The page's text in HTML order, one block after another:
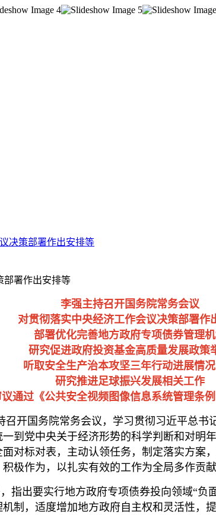
决策部署作出安排等
部署作出安排等
李强主持召开国务院常务会议
对贯彻落实中央经济工作会议决策部署作
部署优化完善地方政府专项债券管理
研究促进政府投资基金高质量发展政策
听取安全生产治本攻坚三年行动进展情
研究推进足球振兴发展相关工作
议通过《公共安全视频图像信息系统管理条例
开国务院常务会议，学习贯彻习近平总
到党中央关于经济形势的科学判断和对明
对标对表，主动认领任务，制定落实方案
极作为，以扎实有效的工作为全局多作贡献
指出要实行地方政府专项债券投向领域“
制，适度增加地方政府自主权和灵活性，